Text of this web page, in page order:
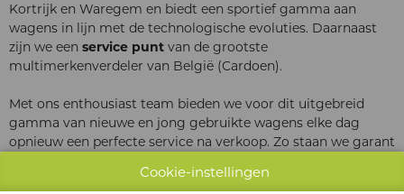
Kortrijk en Waregem en biedt een sportief gamma aan
wagens in lijn met de technologische evoluties. Daarnaast
zijn we een service punt van de grootste
multimerkenverdeler van België (Cardoen).
Met ons enthousiast team bieden we voor dit uitgebreid
gamma van nieuwe en jong gebruikte wagens elke dag
opnieuw een perfecte service na verkoop. Zo staan we garant
Cookie-instellingen